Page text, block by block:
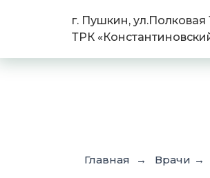
г. Пушкин, ул.Полковая
ТРК
Главная → Врачи →